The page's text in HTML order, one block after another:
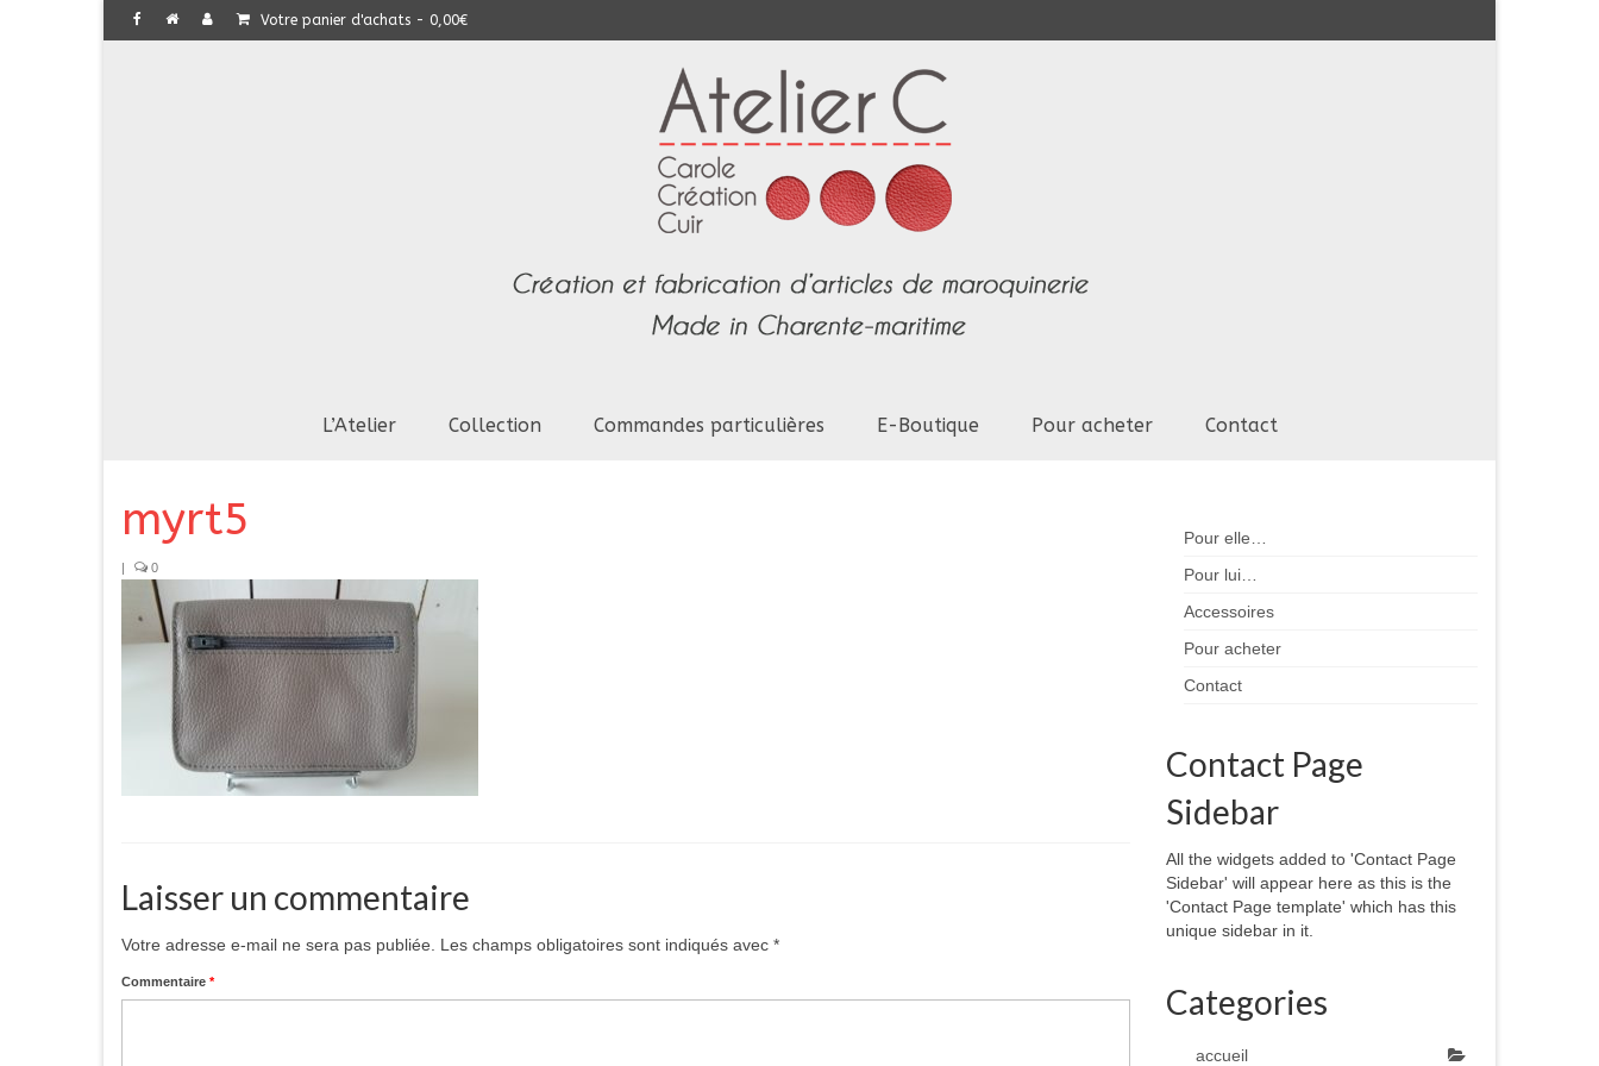
Votre panier d'achats - 0,00€
L’Atelier Collection Commandes particulières E-Boutique Pour acheter Contact
myrt5
| 0
Laisser un commentaire
Votre adresse e-mail ne sera pas publiée. Les champs obligatoires sont indiqués avec *
Commentaire *
Pour elle…
Pour lui…
Accessoires
Pour acheter
Contact
Contact Page
Sidebar
All the widgets added to 'Contact Page
Sidebar' will appear here as this is the
'Contact Page template' which has this
unique sidebar in it.
Categories
accueil